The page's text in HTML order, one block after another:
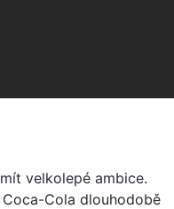
velkolepé ambice.
Cola dlouhodobě